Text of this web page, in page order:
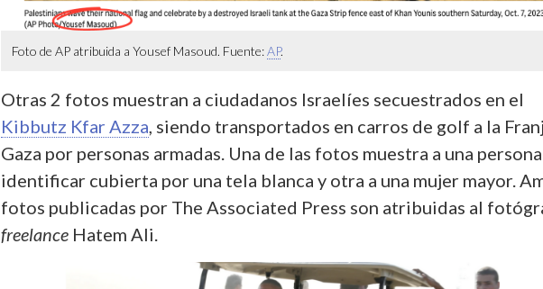
Foto de AP atribuida a Yousef Masoud. Fuente:AP.
Otras 2 fotos muestran a ciudadanos Israelíes secuestrados en el
Kibbutz Kfar Azza , siendo transportados en carros de golf a la
Gaza por personas armadas. Una de las fotos muestra a una
identificar cubierta por una tela blanca y otra a una mujer mayor.
fotos publicadas por The Associated Press son atribuidas al
freelance Hatem Ali.